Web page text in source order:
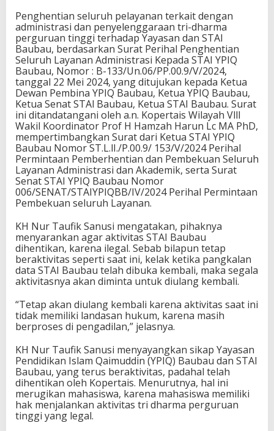
Penghentian seluruh pelayanan terkait dengan
administrasi dan penyelenggaraan tri-dharma
perguruan tinggi terhadap Yayasan dan STAI
Baubau, berdasarkan Surat Perihal Penghentian
Seluruh Layanan Administrasi Kepada STAI YPIQ
Baubau, Nomor : B-133/Un.06/PP.00.9/V/2024,
tanggal 22 Mei 2024, yang ditujukan kepada Ketua
Dewan Pembina YPIQ Baubau, Ketua YPIQ Baubau,
Ketua Senat STAl Baubau, Ketua STAI Baubau. Surat
ini ditandatangani oleh a.n. Kopertais Wilayah Vlll
Wakil Koordinator Prof H Hamzah Harun Lc MA PhD,
mempertimbangkan Surat dari Ketua STAI YPIQ
Baubau Nomor ST.L.lI./P.00.9/ 153/V/2024 Perihal
Permintaan Pemberhentian dan Pembekuan Seluruh
Layanan Administrasi dan Akademik, serta Surat
Senat STAI YPIQ Baubau Nomor
006/SENAT/STAIYPIQBB/IV/2024 Perihal Permintaan
Pembekuan seluruh Layanan.
KH Nur Taufik Sanusi mengatakan, pihaknya
menyarankan agar aktivitas STAI Baubau
dihentikan, karena ilegal. Sebab bilapun tetap
beraktivitas seperti saat ini, kelak ketika pangkalan
data STAI Baubau telah dibuka kembali, maka segala
aktivitasnya akan diminta untuk diulang kembali.
“Tetap akan diulang kembali karena aktivitas saat ini
tidak memiliki landasan hukum, karena masih
berproses di pengadilan,” jelasnya.
KH Nur Taufik Sanusi menyayangkan sikap Yayasan
Pendidikan Islam Qaimuddin (YPIQ) Baubau dan STAI
Baubau, yang terus beraktivitas, padahal telah
dihentikan oleh Kopertais. Menurutnya, hal ini
merugikan mahasiswa, karena mahasiswa memiliki
hak menjalankan aktivitas tri dharma perguruan
tinggi yang legal.